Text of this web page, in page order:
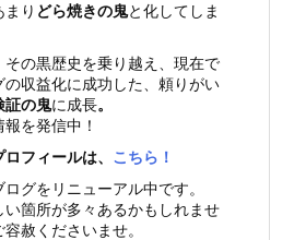
り どら焼きの鬼と化してしま
その黒歴史を乗り越え、現在で
の収益化に成功した、頼りがい
証の鬼に成長。
を発信中！
フィールは、 こちら！
ログをリニューアル中です。
い箇所が多々あるかもしれませ
容赦くださいませ。